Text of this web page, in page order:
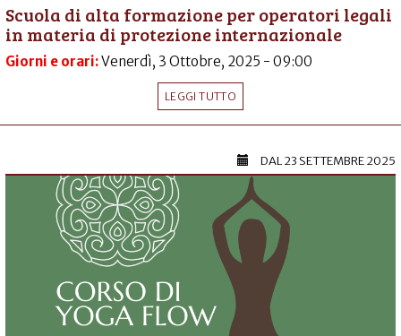
Scuola di alta formazione per operatori legali
in materia di protezione internazionale
Giorni e orari:Venerdì, 3 Ottobre, 2025 - 09:00
LEGGI TUTTO
DAL23 SETTEMBRE 2025